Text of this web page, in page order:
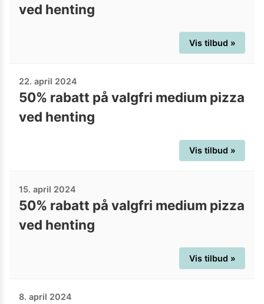
ved henting
Vis tilbud »
22. april 2024
50% rabatt på valgfri medium pizza
ved henting
Vis tilbud »
15. april 2024
50% rabatt på valgfri medium pizza
ved henting
Vis tilbud »
8. april 2024